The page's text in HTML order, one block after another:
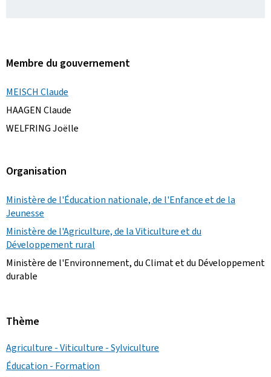
Membre du gouvernement
MEISCH Claude
HAAGEN Claude
WELFRING Joëlle
Organisation
Ministère de l'Éducation nationale, de l'Enfance et de la
Jeunesse
Ministère de l'Agriculture, de la Viticulture et du
Développement rural
Ministère de l'Environnement, du Climat et du Développement
durable
Thème
Agriculture - Viticulture - Sylviculture
Éducation - Formation